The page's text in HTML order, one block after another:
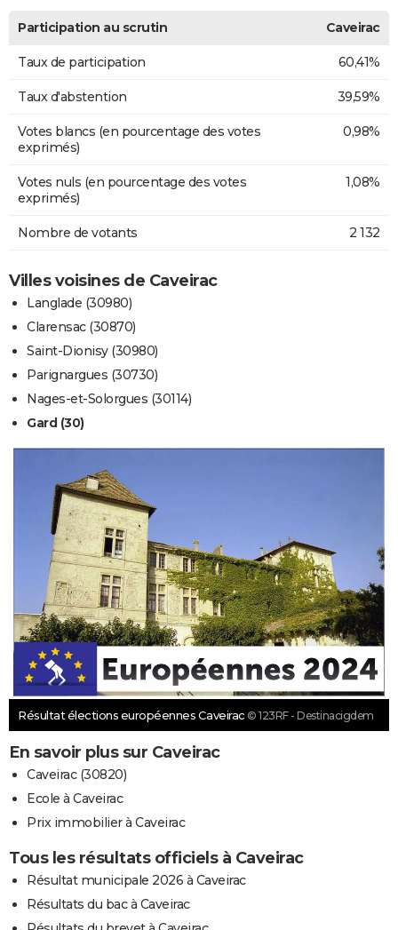
Participation au scrutin Caveirac
Taux de participation 60,41%
Taux d'abstention 39,59%
Votes blancs (en pourcentage des votes
exprimés)
0,98%
Votes nuls (en pourcentage des votes
exprimés)
1,08%
Nombre de votants 2 132
Villes voisines de Caveirac
Langlade (30980)
Clarensac (30870)
Saint-Dionisy (30980)
Parignargues (30730)
Nages-et-Solorgues (30114)
Gard (30)
Résultat élections européennes Caveirac © 123RF - Destinacigdem
En savoir plus sur Caveirac
Caveirac (30820)
Ecole à Caveirac
Prix immobilier à Caveirac
Tous les résultats officiels à Caveirac
Résultat municipale 2026 à Caveirac
Résultats du bac à Caveirac